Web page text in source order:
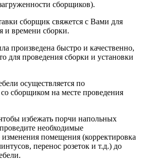
сборщиков).
сборщик свяжется с Вами для
и времени сборки.
произведена быстро и качественно,
для проведения сборки и установки
осуществляется по
сборщиком на месте проведения
избежать порчи напольных
необходимые
помещения (корректировка
перенос розеток и т.д.) до